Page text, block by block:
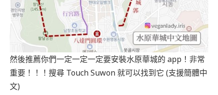
然後推薦你們一定一定一定要安裝水原華城的 app！非常
重要！！！搜尋 Touch Suwon 就可以找到它 (支援簡體中
文)